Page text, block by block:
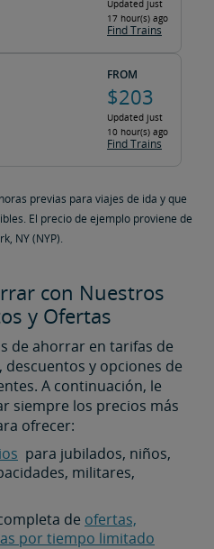
Updated just
17 hour(s) ago
Find Trains
FROM
$203
Updated just
10 hour(s) ago
Find Trains
previas para viajes de ida y que
El precio de ejemplo proviene de
NY (NYP).
con Nuestros
y Ofertas
de ahorrar en tarifas de
y opciones de
A continuación, le
siempre los precios más
ofrecer:
para jubilados, niños,
militares,
de ofertas,
por tiempo limitado